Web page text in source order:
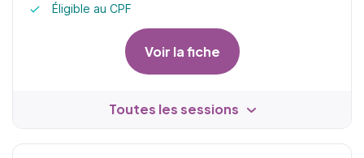
Éligible au CPF
Voir la fiche
Toutes les sessions